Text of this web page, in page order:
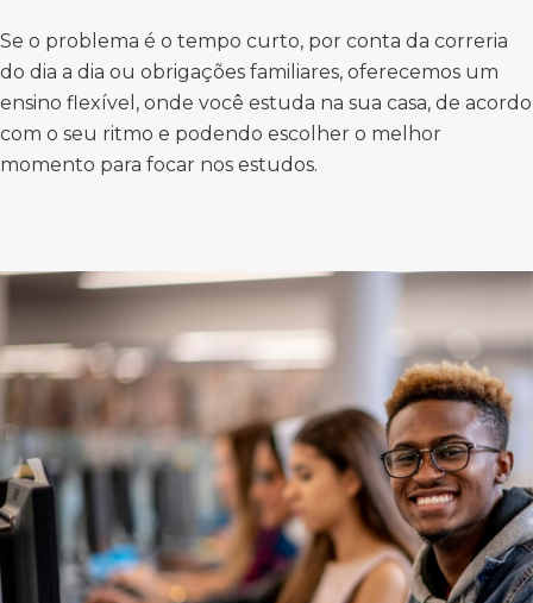
Se o problema é o tempo curto, por conta da correria
do dia a dia ou obrigações familiares, oferecemos um
ensino flexível, onde você estuda na sua casa, de acordo
com o seu ritmo e podendo escolher o melhor
momento para focar nos estudos.